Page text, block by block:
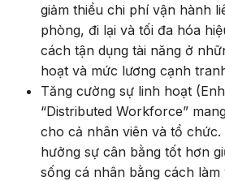
giảm thiểu chi phí vận hành
phòng, đi lại và tối đa hóa
cách tận dụng tài năng ở
hoạt và mức lương cạnh
Tăng cường sự linh hoạt
“Distributed Workforce”
cho cả nhân viên và tổ
hưởng sự cân bằng tốt hơn
sống cá nhân bằng cách